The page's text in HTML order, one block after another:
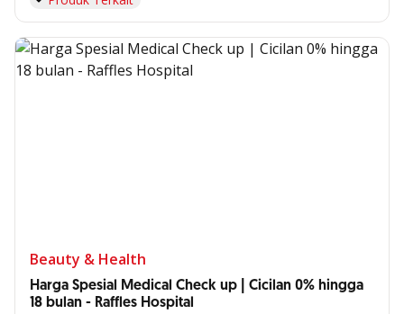
Beauty & Health
Harga Spesial Medical Check up | Cicilan 0% hingga
18 bulan - Raffles Hospital